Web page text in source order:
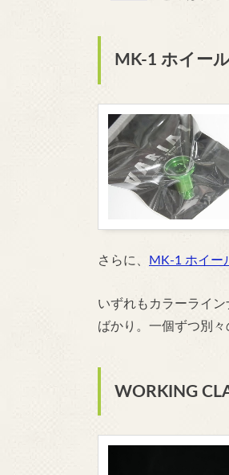
MK-1 ホイー
さらに、 MK-1 ホイー
いずれもカラーライ
ばかり。一個ずつ別々
WORKING